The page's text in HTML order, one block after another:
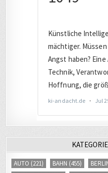
AUTO(221) BAHN(455)
COMPUTER
(2017)